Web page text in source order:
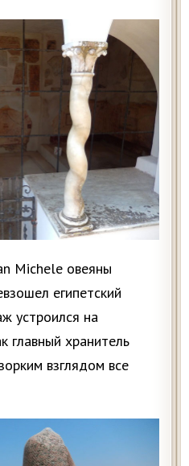
Michele овеяны
египетский
устроился на
главный хранитель
взглядом все